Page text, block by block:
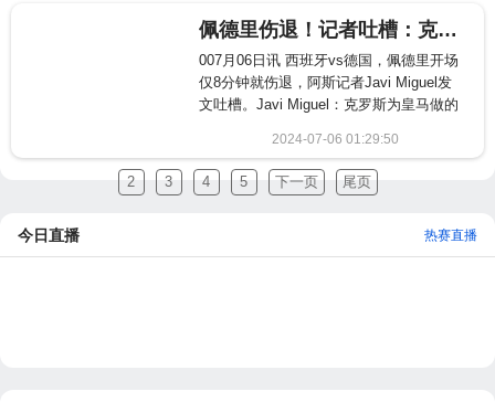
佩德里伤退！记者吐槽：克罗斯为皇马做的最后一件事，搞伤佩德里
007月06日讯 西班牙vs德国，佩德里开场
仅8分钟就伤退，阿斯记者Javi Miguel发
文吐槽。Javi Miguel：克罗斯为皇马做的
2024-07-06 01:29:50
779
2 3 4 5 下一页 尾页
今日直播 热赛直播